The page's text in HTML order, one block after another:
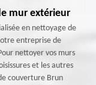
mur extérieur
en nettoyage de
entreprise de
nettoyer vos murs
et les autres
couverture Brun